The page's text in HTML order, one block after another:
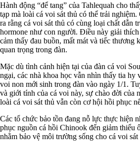
Hành động “để tang” của Tahlequah cho
tạp mà loài cá voi sát thủ có thể trải
ra rằng cá voi sát thủ có cùng loại chất dẫn
hormone như con người. Điều này giải thích
cảm thấy đau buồn, mất mát và tiếc thương
quan trọng trong đàn.
Mặc dù tình cảnh hiện tại của đàn cá voi
ngại, các nhà khoa học vẫn nhìn thấy tia hy
voi non mới sinh trong đàn vào ngày 1/1.
và giới tính của cá voi này, sự chào đời của
loài cá voi sát thủ vẫn còn cơ hội hồi phục
Các tổ chức bảo tồn đang nỗ lực thực hiện
phục nguồn cá hồi Chinook đến giảm thiểu
nhằm bảo vệ môi trường sống cho cá voi sát